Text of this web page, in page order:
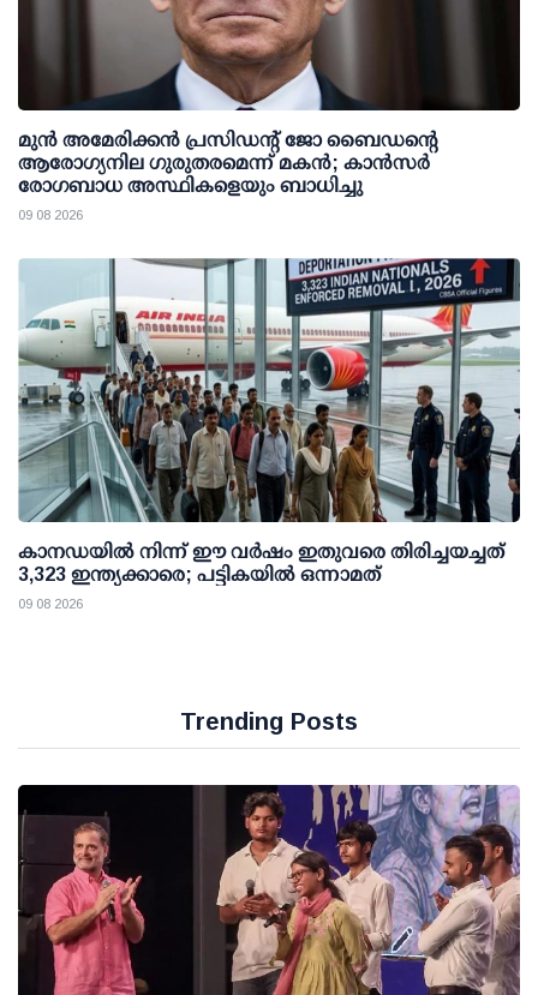
മുന്‍ അമേരിക്കന്‍ പ്രസിഡന്റ് ജോ ബൈഡന്റെ
ആരോഗ്യനില ഗുരുതരമെന്ന് മകന്‍; കാന്‍സര്‍
രോഗബാധ അസ്ഥികളെയും ബാധിച്ചു
09 08 2026
കാനഡയിൽ നിന്ന് ഈ വർഷം ഇതുവരെ തിരിച്ചയച്ചത്
3,323 ഇന്ത്യക്കാരെ; പട്ടികയിൽ ഒന്നാമത്
09 08 2026
Trending Posts